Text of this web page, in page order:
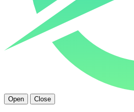
Open Close